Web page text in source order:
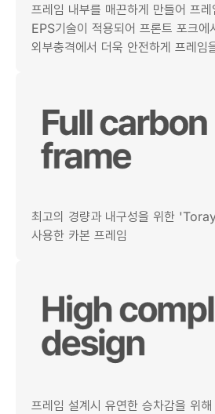
프레임 내부를 매끈하게 만들어 프
EPS기술이 적용되어 프론트 포크에
외부충격에서 더욱 안전하게 프레임
최고의 경량과 내구성을 위한
사용한 카본 프레임
프레임 설계시 유연한 승차감을 위